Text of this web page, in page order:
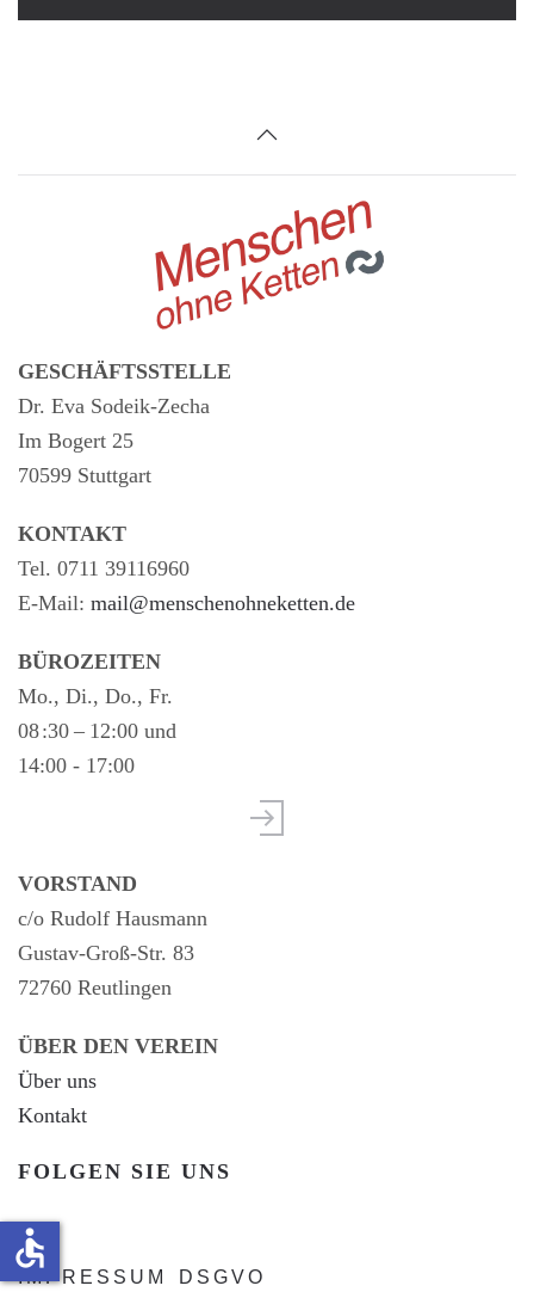
GESCHÄFTSSTELLE
Dr. Eva Sodeik-Zecha
Im Bogert 25
70599 Stuttgart
KONTAKT
Tel. 0711 39116960
E-Mail: mail@menschenohneketten.de
BÜROZEITEN
Mo., Di., Do., Fr.
08 :30 – 12:00 und
14:00 - 17:00
VORSTAND
c/o Rudolf Hausmann
Gustav-Groß-Str. 83
72760 Reutlingen
ÜBER DEN VEREIN
Über uns
Kontakt
FOLGEN SIE UNS
IMPRESSUM DSGVO
accessible